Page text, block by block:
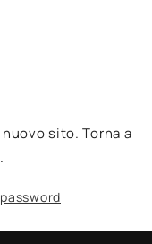
sito. Torna a